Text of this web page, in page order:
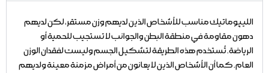
الليپوماتيك مناسب للأشخاص الذين لديهم وزن مستقر، لكن لديهم
دهون مقاومة في منطقة البطن والجوانب لا تستجيب للحمية أو
الرياضة. تُستخدم هذه الطريقة لتشكيل الجسم وليست لفقدان الوزن
العام. كما أن الأشخاص الذين لا يعانون من أمراض مزمنة معينة ولديهم